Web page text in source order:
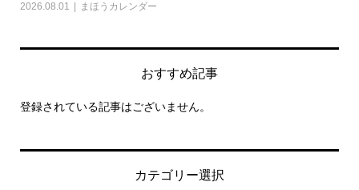
2026.08.01 まほうカレンダー
おすすめ記事
登録されている記事はございません。
カテゴリー選択